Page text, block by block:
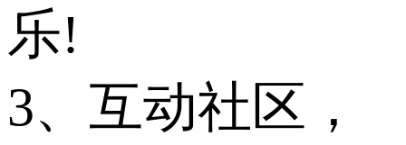
乐!
3、互动社区，